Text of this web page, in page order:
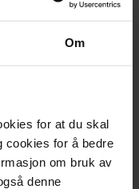
Om
for at du skal
cookies for å bedre
om bruk av
denne